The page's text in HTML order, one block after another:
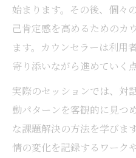
始まります。その後、個々
己肯定感を高めるためのカ
ます。カウンセラーは利用
寄り添いながら進めていく
実際のセッションでは、対
動パターンを客観的に見つ
な課題解決の方法を学びま
情の変化を記録するワーク